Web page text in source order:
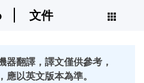
文件
器翻譯，譯文僅供參考，
以英文版本為準。